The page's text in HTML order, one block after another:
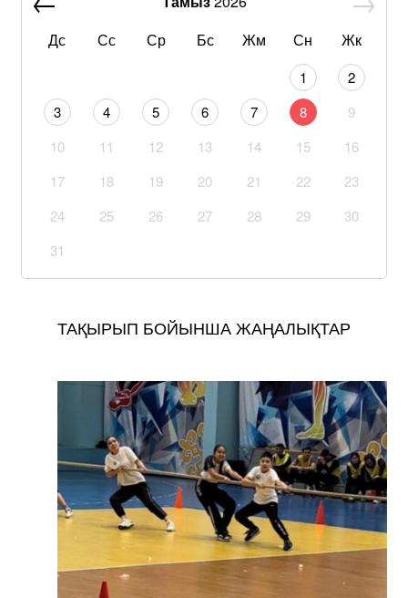
Дс
Сс Ср Бс Жм Сн Жк
1
2
3
4 5 6 7 8
9
10
11 12 13 14 15
16
17
18 19 20 21 22
23
24
25 26 27 28 29
30
31
ТАҚЫРЫП БОЙЫНША ЖАҢАЛЫҚТАР